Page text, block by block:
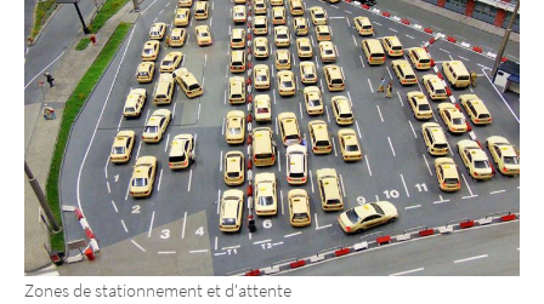
Zones de stationnement et d'attente